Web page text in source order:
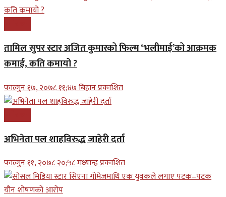
तामिल सुपर स्टार अजित कुमारको फिल्म ‘भलीमाई’को आक्रमक
कमाई, कति कमायो ?
फाल्गुन १७, २०७८ ११;४७ बिहान प्रकाशित
अभिनेता पल शाहविरुद्ध जाहेरी दर्ता
फाल्गुन ११, २०७८ २०;५८ मध्यान्ह प्रकाशित